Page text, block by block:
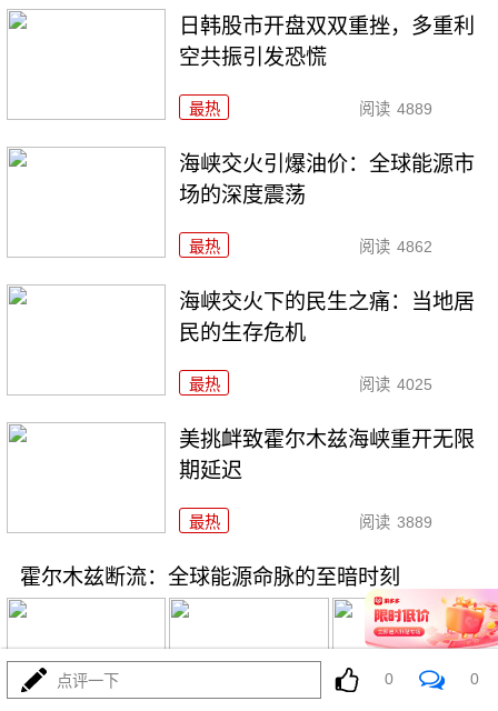
日韩股市开盘双双重挫，多重利
空共振引发恐慌
最热 阅读 4889
海峡交火引爆油价：全球能源市
场的深度震荡
最热 阅读 4862
海峡交火下的民生之痛：当地居
民的生存危机
最热 阅读 4025
美挑衅致霍尔木兹海峡重开无限
期延迟
最热 阅读 3889
霍尔木兹断流：全球能源命脉的至暗时刻
点评一下 0 0